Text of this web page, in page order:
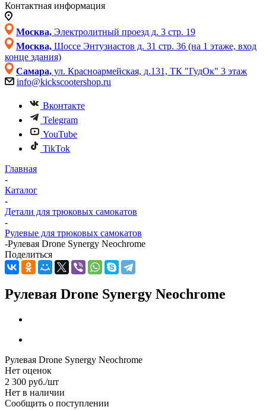
Контактная информация
Москва, Электролитный проезд д. 3 стр. 19
Москва, Шоссе Энтузиастов д. 31 стр. 36 (на 1 этаже, вход
конце здания)
Самара, ул. Красноармейская, д.131, ТК "ГудОк" 3 этаж
info@kickscootershop.ru
Вконтакте
Telegram
YouTube
TikTok
Главная
-
Каталог
-
Детали для трюковых самокатов
-
Рулевые для трюковых самокатов
-Рулевая Drone Synergy Neochrome
Поделиться
Рулевая Drone Synergy Neochrome
Рулевая Drone Synergy Neochrome
Нет оценок
2 300 руб./шт
Нет в наличии
Сообщить о поступлении